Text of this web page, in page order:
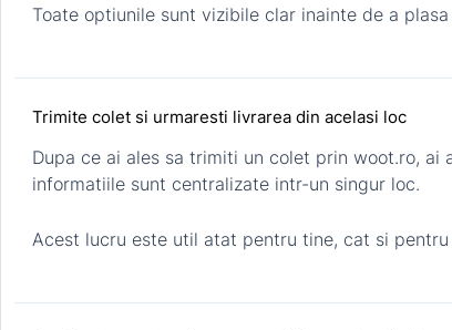
Toate optiunile sunt vizibile clar inainte de a
Trimite colet si urmaresti livrarea din acelasi loc
Dupa ce ai ales sa trimiti un colet prin woot.ro,
informatiile sunt centralizate intr-un singur loc.
Acest lucru este util atat pentru tine, cat si